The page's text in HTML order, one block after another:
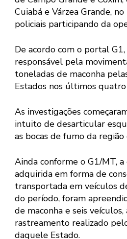
Cuiabá e Várzea Grande,
policiais participando da
De acordo com o portal
responsável pela
toneladas de maconha
Estados nos últimos quatro
As investigações
intuito de desarticular
as bocas de fumo da região
Ainda conforme o G1/MT,
adquirida em forma de
transportada em veículos
do período, foram
de maconha e seis
rastreamento realizado
daquele Estado.